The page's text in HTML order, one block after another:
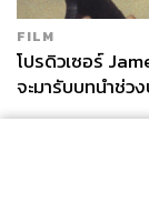
FILM
โปรดิวเซอร์
จะมารับบทนำช่ว